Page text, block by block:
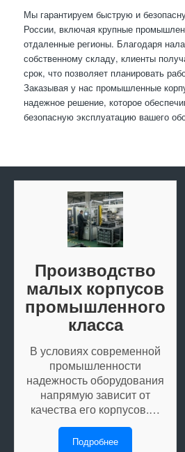
Мы гарантируем быструю и
России, включая крупные
отдаленные регионы. Благодаря
собственному складу, клиенты
срок, что позволяет планировать
Заказывая у нас промышленные
надежное решение, которое
безопасную эксплуатацию вашего
Производство
малых корпусов
промышленного
класса
В условиях современной
промышленности
надежность оборудования
напрямую зависит от
качества его корпусов.…
Подробнее